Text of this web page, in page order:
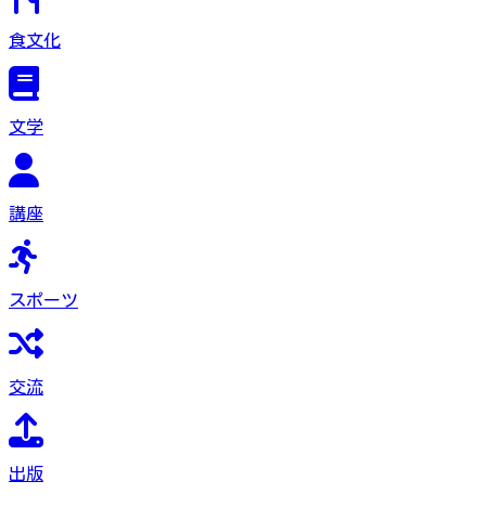
食文化
文学
講座
スポーツ
交流
出版